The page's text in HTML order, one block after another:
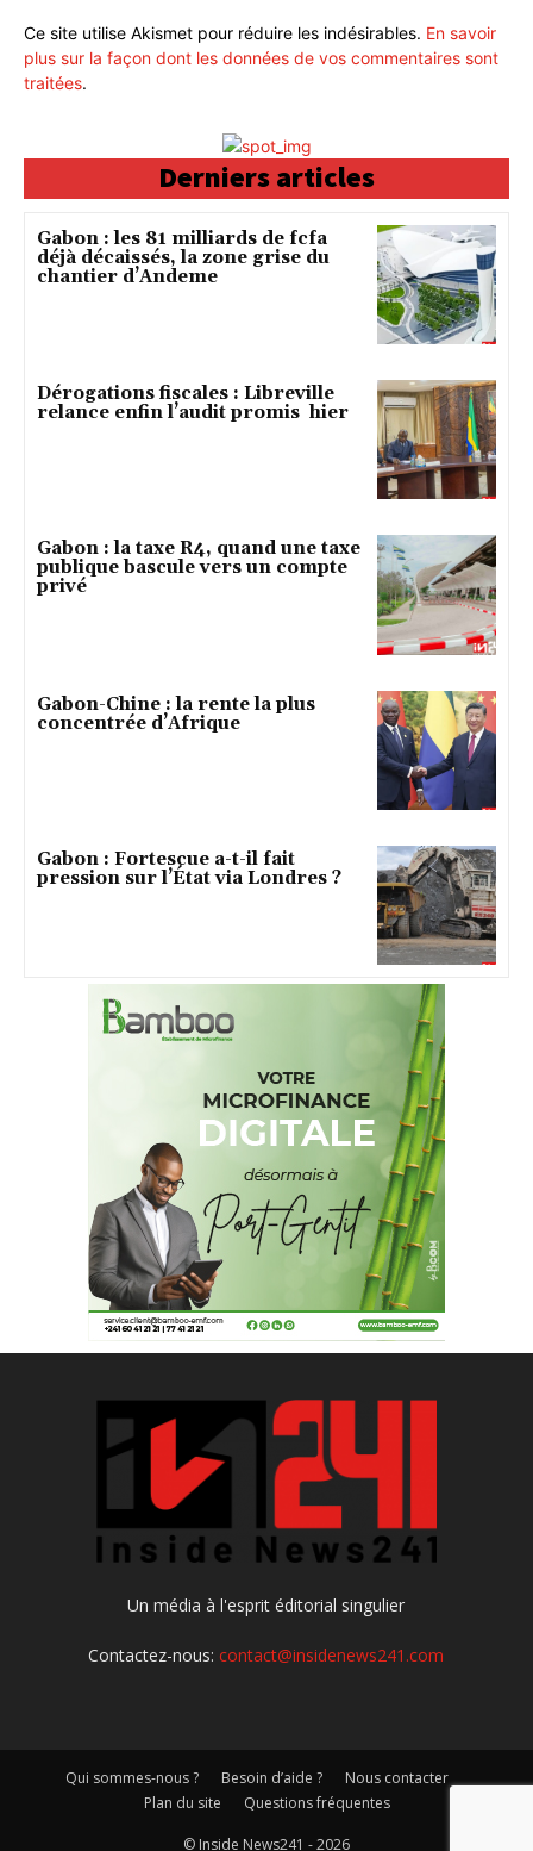
Ce site utilise Akismet pour réduire les indésirables. En savoir
plus sur la façon dont les données de vos commentaires sont
traitées.
Derniers articles
Gabon : les 81 milliards de fcfa
déjà décaissés, la zone grise du
chantier d’Andeme
Dérogations fiscales : Libreville
relance enfin l’audit promis hier
Gabon : la taxe R4, quand une taxe
publique bascule vers un compte
privé
Gabon-Chine : la rente la plus
concentrée d’Afrique
Gabon : Fortescue a-t-il fait
pression sur l’État via Londres ?
Un média à l'esprit éditorial singulier
Contactez-nous:contact@insidenews241.com
Qui sommes-nous ? Besoin d’aide ?
Nous contacter
Plan du site
Questions fréquentes
© Inside News241 - 2026